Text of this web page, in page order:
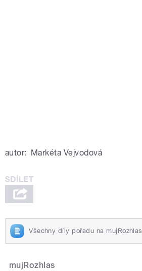
autor: Markéta Vejvodová
Všechny díly pořadu na mujRozhlas
mujRozhlas